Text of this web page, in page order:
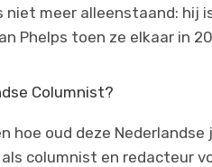
meer alleenstaand: hij
Phelps toen ze elkaar in
Columnist?
oud deze
columnist en redacteur